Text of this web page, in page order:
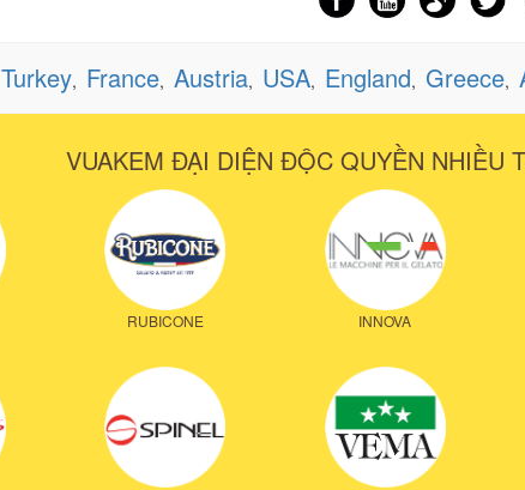
Turkey, France, Austria, USA, England, Greece,
VUAKEM ĐẠI DIỆN ĐỘC QUYỀN NHIỀU
RUBICONE INNOVA